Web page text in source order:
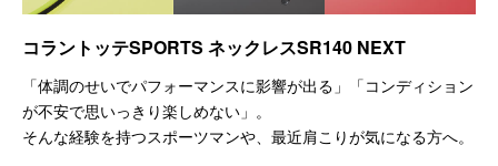
コラントッテSPORTS ネックレスSR140 NEXT
「体調のせいでパフォーマンスに影響が出る」「コンディション
が不安で思いっきり楽しめない」。
そんな経験を持つスポーツマンや、最近肩こりが気になる方へ。